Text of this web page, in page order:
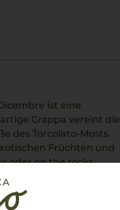
ist eine
Grappa vereint die
des Torcolato-Mosts.
Früchten und
oder on the rocks